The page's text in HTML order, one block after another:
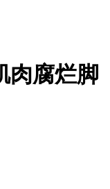
肉腐烂脚